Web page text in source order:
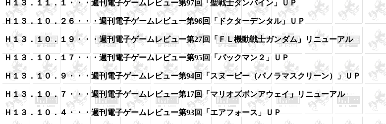
Ｈ１３．１１．１・・・ 週刊電子ゲームレビュー第97回「 聖戦士ダンバイン」ＵＰ
Ｈ１３．１０．２６・・・ 週刊電子ゲームレビュー第96回「 ドクターデンタル」ＵＰ
Ｈ１３．１０．１９・・・週刊電子ゲームレビュー第27回「ＦＬ機動戦士ガンダム」リニューアル
Ｈ１３．１０．１７・・・ 週刊電子ゲームレビュー第95回「パックマン２」ＵＰ
Ｈ１３．１０．９・・・ 週刊電子ゲームレビュー第94回「 スヌーピー（パノラマスクリーン）」ＵＰ
Ｈ１３．１０．７・・・ 週刊電子ゲームレビュー第17回「 マリオズボンアウェイ」リニューアル
Ｈ１３．１０．４・・・週刊電子ゲームレビュー第93回「エアフォース」ＵＰ